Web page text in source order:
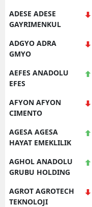
ADESE ADESE
GAYRIMENKUL
ADGYO ADRA
GMYO
AEFES ANADOLU
EFES
AFYON AFYON
CIMENTO
AGESA AGESA
HAYAT EMEKLILIK
AGHOL ANADOLU
GRUBU HOLDING
AGROT AGROTECH
TEKNOLOJI